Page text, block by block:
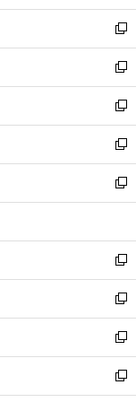
開
く
ウ
で
開
く
ン
ド
ウ
で
開
く
ウ
ィ
ン
ド
ウ
で
開
く
し
い
ウ
ィ
ン
ド
ウ
で
開
く
新
し
い
ウ
ィ
ン
ド
ウ
で
開
新
し
い
ウ
ィ
ン
ド
ウ
開
く
新
し
い
ウ
ィ
ン
ウ
で
開
く
新
し
い
ウ
ン
ド
ウ
で
開
く
新
し
ウ
ィ
ン
ド
ウ
で
開
く
新
し
い
ウ
ィ
ン
ド
ウ
新
し
い
ウ
ィ
ン
新
し
い
ウ
新
し